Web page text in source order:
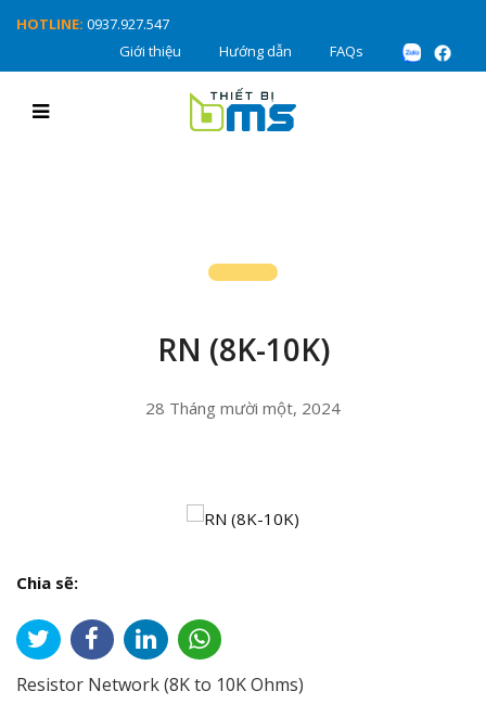
HOTLINE: 0937.927.547
Giới thiệu
Hướng dẫn FAQs
RN (8K-10K)
28 Tháng mười một, 2024
Chia sẽ:
Resistor Network (8K to 10K Ohms)